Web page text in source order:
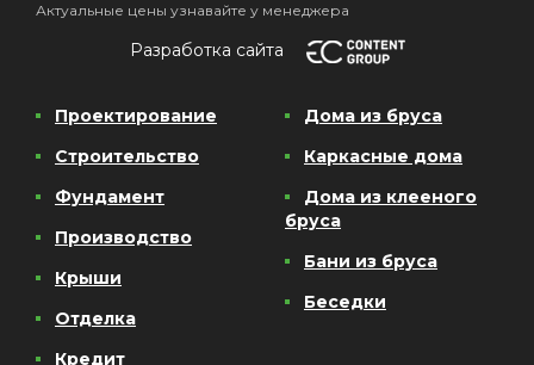
Актуальные цены узнавайте у менеджера
Разработка сайта
Проектирование
Строительство
Фундамент
Производство
Крыши
Отделка
Кредит
Дома из бруса
Каркасные дома
Дома из клееного
бруса
Бани из бруса
Беседки